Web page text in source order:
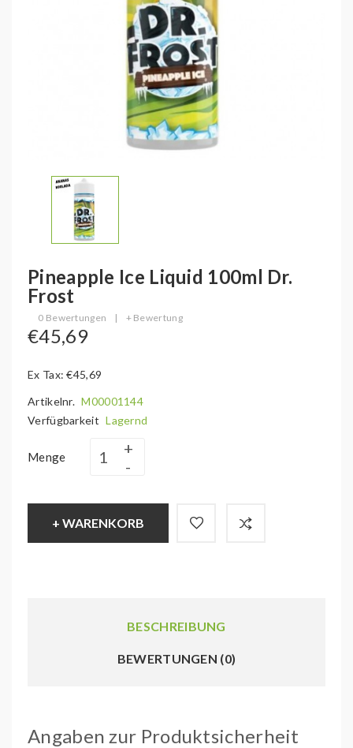
Pineapple Ice Liquid 100ml Dr.
Frost
0 Bewertungen | + Bewertung
€45,69
Ex Tax: €45,69
Artikelnr. M00001144
Verfügbarkeit Lagernd
Menge
+ WARENKORB
BESCHREIBUNG
BEWERTUNGEN (0)
Angaben zur Produktsicherheit